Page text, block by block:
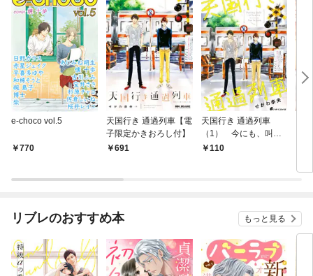
e-choco vol.5
770
天国行き 通過列車【電
子限定かきおろし付】
691
天国行き 通過列車
（1） 今にも、叫び
出したいくらいに
110
リブレのおすすめ本 もっと見る